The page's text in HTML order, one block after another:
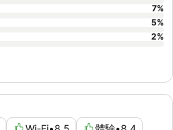
7%
5%
2%